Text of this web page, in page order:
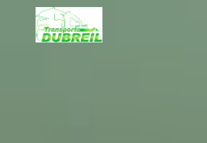
Panneau de gestion des cookies